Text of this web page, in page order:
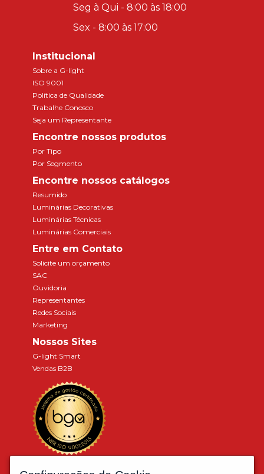
Seg à Qui - 8:00 às 18:00
Sex - 8:00 às 17:00
Institucional
Sobre a G-light
ISO 9001
Política de Qualidade
Trabalhe Conosco
Seja um Representante
Encontre nossos produtos
Por Tipo
Por Segmento
Encontre nossos catálogos
Resumido
Luminárias Decorativas
Luminárias Técnicas
Luminárias Comerciais
Entre em Contato
Solicite um orçamento
SAC
Ouvidoria
Representantes
Redes Sociais
Marketing
Nossos Sites
G-light Smart
Vendas B2B